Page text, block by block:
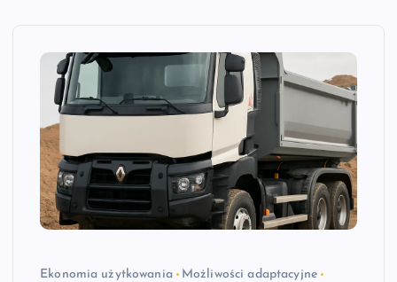
Ekonomia użytkowania
Możliwości adaptacyjne